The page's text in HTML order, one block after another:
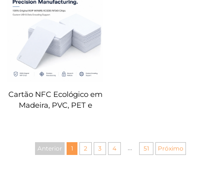
estacionamento de
escritório
Cartão NFC Ecológico em
Madeira, PVC, PET e
com Tecnologia MIFARE
Anterior 1 2 3 4 51 Próximo